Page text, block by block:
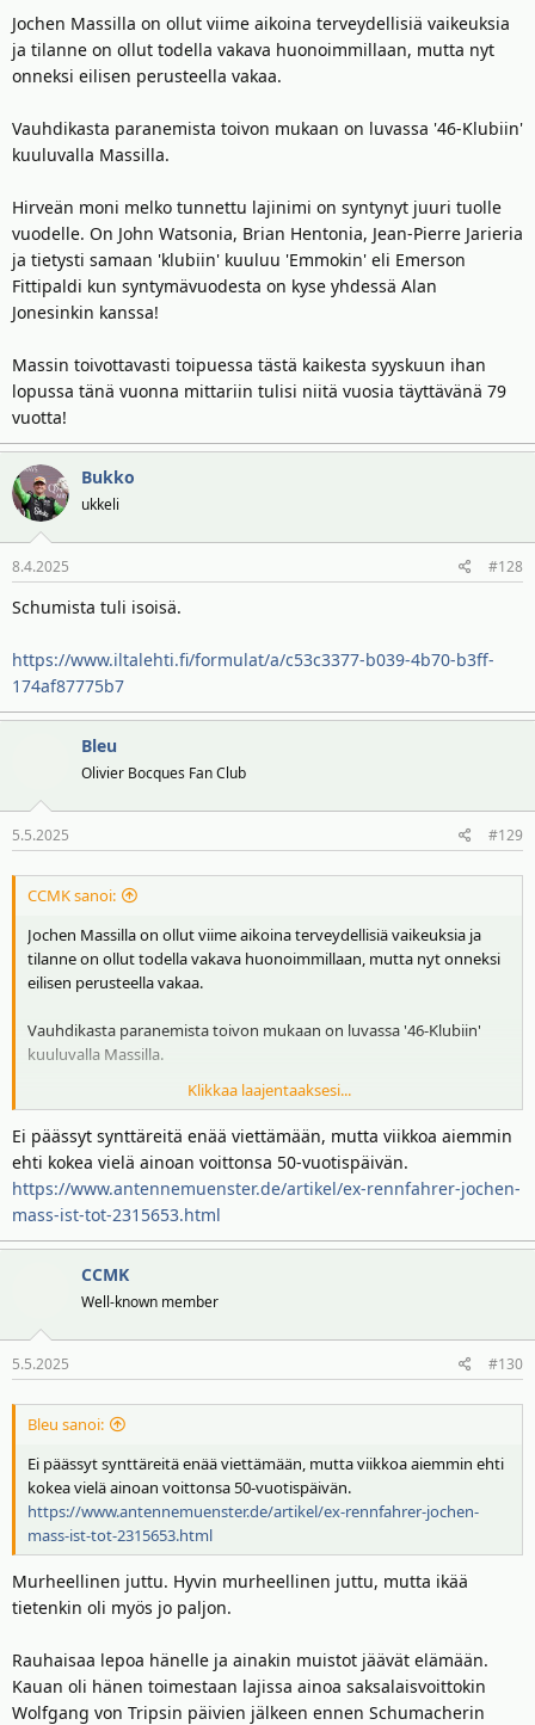
Jochen Massilla on ollut viime aikoina terveydellisiä vaikeuksia
ja tilanne on ollut todella vakava huonoimmillaan, mutta nyt
onneksi eilisen perusteella vakaa.
Vauhdikasta paranemista toivon mukaan on luvassa '46-Klubiin'
kuuluvalla Massilla.
Hirveän moni melko tunnettu lajinimi on syntynyt juuri tuolle
vuodelle. On John Watsonia, Brian Hentonia, Jean-Pierre Jarieria
ja tietysti samaan 'klubiin' kuuluu 'Emmokin' eli Emerson
Fittipaldi kun syntymävuodesta on kyse yhdessä Alan
Jonesinkin kanssa!
Massin toivottavasti toipuessa tästä kaikesta syyskuun ihan
lopussa tänä vuonna mittariin tulisi niitä vuosia täyttävänä 79
vuotta!
Bukko
ukkeli
8.4.2025 #128
Schumista tuli isoisä.
https://www.iltalehti.fi/formulat/a/c53c3377-b039-4b70-b3ff-
174af87775b7
Bleu
Olivier Bocques Fan Club
5.5.2025 #129
CCMK sanoi:
Jochen Massilla on ollut viime aikoina terveydellisiä vaikeuksia ja
tilanne on ollut todella vakava huonoimmillaan, mutta nyt onneksi
eilisen perusteella vakaa.
Vauhdikasta paranemista toivon mukaan on luvassa '46-Klubiin'
kuuluvalla Massilla.
Hirveän moni melko tunnettu lajinimi on syntynyt juuri tuolle
vuodelle. On John Watsonia, Brian Hentonia, Jean-Pierre Jarieria ja
tietysti samaan 'klubiin' kuuluu 'Emmokin' eli Emerson Fittipaldi kun
syntymävuodesta on kyse yhdessä Alan Jonesinkin kanssa!
Massin toivottavasti toipuessa tästä kaikesta syyskuun ihan
lopussa tänä vuonna mittariin tulisi niitä vuosia täyttävänä 79
Klikkaa laajentaaksesi...
Ei päässyt synttäreitä enää viettämään, mutta viikkoa aiemmin
ehti kokea vielä ainoan voittonsa 50-vuotispäivän.
https://www.antennemuenster.de/artikel/ex-rennfahrer-jochen-
mass-ist-tot-2315653.html
CCMK
Well-known member
5.5.2025 #130
Bleu sanoi:
Ei päässyt synttäreitä enää viettämään, mutta viikkoa aiemmin ehti
kokea vielä ainoan voittonsa 50-vuotispäivän.
https://www.antennemuenster.de/artikel/ex-rennfahrer-jochen-
mass-ist-tot-2315653.html
Murheellinen juttu. Hyvin murheellinen juttu, mutta ikää
tietenkin oli myös jo paljon.
Rauhaisaa lepoa hänelle ja ainakin muistot jäävät elämään.
Kauan oli hänen toimestaan lajissa ainoa saksalaisvoittokin
Wolfgang von Tripsin päivien jälkeen ennen Schumacherin